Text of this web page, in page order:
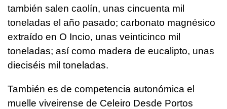
también salen caolín, unas cincuenta mil
toneladas el año pasado; carbonato magnésico
extraído en O Incio, unas veinticinco mil
toneladas; así como madera de eucalipto, unas
dieciséis mil toneladas.
También es de competencia autonómica el
muelle viveirense de Celeiro Desde Portos